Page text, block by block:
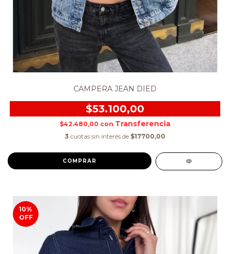
CAMPERA JEAN DIED
$53.100,00
$42.480,00 con
3 cuotas sin interés de $17700,00
COMPRAR
10%
OFF